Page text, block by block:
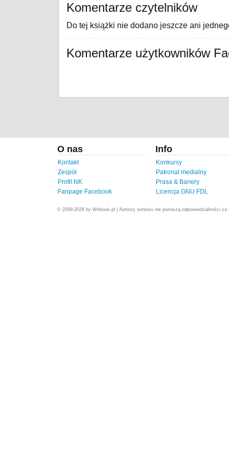
Komentarze czytelników
Do tej książki nie dodano jeszcze ani
Komentarze użytkowników
O nas
Kontakt
Zespół
Profil NK
Fanpage Facebook
Info
Konkursy
Patronat medialny
Prasa & Banery
Licencja GNU FDL
© 2009-2026 by Webook.pl | Autorzy serwisu nie ponoszą odpowiedzialności